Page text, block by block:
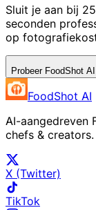
Sluit je aan bij
seconden
op
Probeer FoodShot AI
FoodShot AI
AI-aangedreven
chefs & creators.
X (Twitter)
TikTok